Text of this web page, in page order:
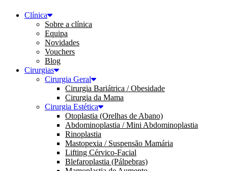
Clínica
Sobre a clínica
Equipa
Novidades
Vouchers
Blog
Cirurgias
Cirurgia Geral
Cirurgia Bariátrica / Obesidade
Cirurgia da Mama
Cirurgia Estética
Otoplastia (Orelhas de Abano)
Abdominoplastia / Mini Abdominoplastia
Rinoplastia
Mastopexia / Suspensão Mamária
Lifting Cérvico-Facial
Blefaroplastia (Pálpebras)